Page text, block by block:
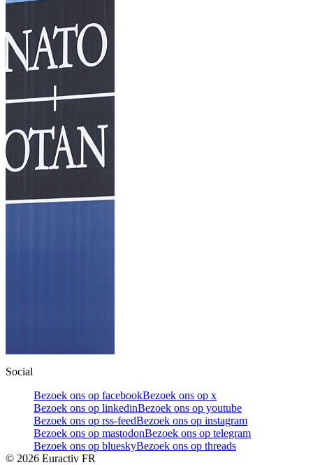
Social
Bezoek ons op facebookBezoek ons op x
Bezoek ons op linkedinBezoek ons op youtube
Bezoek ons op rss-feedBezoek ons op instagram
Bezoek ons op mastodonBezoek ons op telegram
Bezoek ons op blueskyBezoek ons op threads
© 2026 Euractiv FR